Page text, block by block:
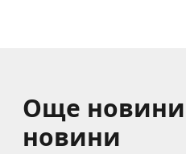
Още новини
новини